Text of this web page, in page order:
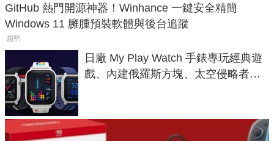
GitHub 熱門開源神器！Winhance 一鍵安全精簡
Windows 11 臃腫預裝軟體與後台追蹤
趨勢
日廠 My Play Watch 手錶專玩經典遊
戲、內建俄羅斯方塊、太空侵略者，